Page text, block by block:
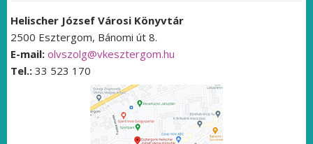
Helischer József Városi Könyvtár
2500 Esztergom, Bánomi út 8.
E-mail: olvszolg@vkesztergom.hu
Tel.: 33 523 170